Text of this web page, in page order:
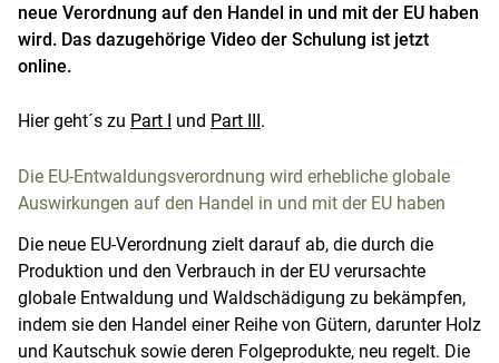
neue Verordnung auf den Handel in und mit der EU haben
wird. Das dazugehörige Video der Schulung ist jetzt
online.
Hier geht´s zu Part I und Part III .
Die EU-Entwaldungsverordnung wird erhebliche globale
Auswirkungen auf den Handel in und mit der EU haben
Die neue EU-Verordnung zielt darauf ab, die durch die
Produktion und den Verbrauch in der EU verursachte
globale Entwaldung und Waldschädigung zu bekämpfen,
indem sie den Handel einer Reihe von Gütern, darunter Holz
und Kautschuk sowie deren Folgeprodukte, neu regelt. Die